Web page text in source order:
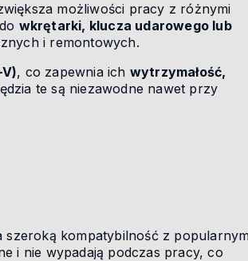
możliwości pracy z różnymi
wkrętarki, klucza udarowego lub
i remontowych.
, co zapewnia ich wytrzymałość,
te są niezawodne nawet przy
szeroką kompatybilność z
i nie wypadają podczas pracy, co